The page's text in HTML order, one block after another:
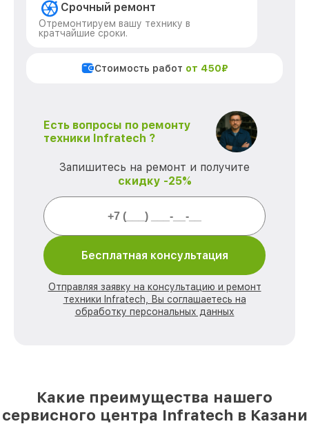
Срочный ремонт
Отремонтируем вашу технику в
кратчайшие сроки.
Стоимость работ от 450₽
Есть вопросы по ремонту
техники Infratech ?
Запишитесь на ремонт и получите
скидку -25%
Бесплатная консультация
Отправляя заявку на консультацию и ремонт
техники Infratech, Вы соглашаетесь на
обработку персональных данных
Какие преимущества нашего
сервисного центра Infratech в Казани